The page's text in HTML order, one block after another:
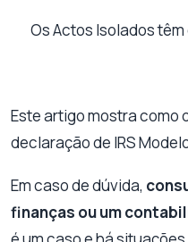
Os Actos Isolados
Este artigo mostra como
declaração de IRS
Em caso de dúvida,
finanças ou um